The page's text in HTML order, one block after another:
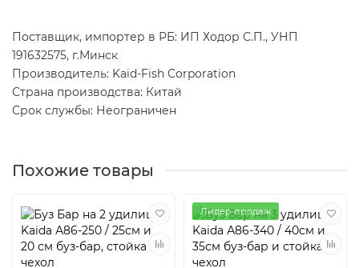
Поставщик, импортер в РБ: ИП Ходор С.П., УНП
191632575, г.Минск
Производитель: Kaid-Fish Corporation
Страна производства: Китай
Срок службы: Неограничен
Похожие товары
Лидер продаж